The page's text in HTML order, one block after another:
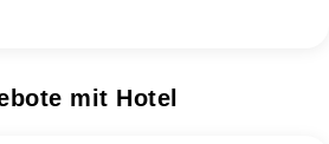
mit Hotel